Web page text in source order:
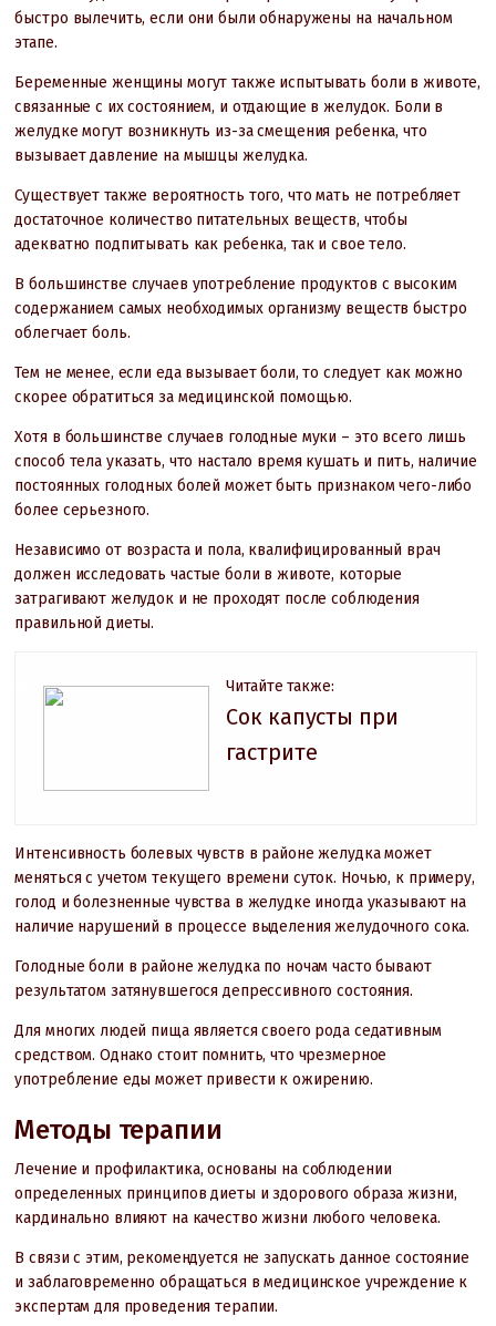
быстро вылечить, если они были обнаружены на начальном
этапе.
Беременные женщины могут также испытывать боли в животе,
связанные с их состоянием, и отдающие в желудок. Боли в
желудке могут возникнуть из-за смещения ребенка, что
вызывает давление на мышцы желудка.
Существует также вероятность того, что мать не потребляет
достаточное количество питательных веществ, чтобы
адекватно подпитывать как ребенка, так и свое тело.
В большинстве случаев употребление продуктов с высоким
содержанием самых необходимых организму веществ быстро
облегчает боль.
Тем не менее, если еда вызывает боли, то следует как можно
скорее обратиться за медицинской помощью.
Хотя в большинстве случаев голодные муки – это всего лишь
способ тела указать, что настало время кушать и пить, наличие
постоянных голодных болей может быть признаком чего-либо
более серьезного.
Независимо от возраста и пола, квалифицированный врач
должен исследовать частые боли в животе, которые
затрагивают желудок и не проходят после соблюдения
правильной диеты.
Читайте также:
Сок капусты при
гастрите
Интенсивность болевых чувств в районе желудка может
меняться с учетом текущего времени суток. Ночью, к примеру,
голод и болезненные чувства в желудке иногда указывают на
наличие нарушений в процессе выделения желудочного сока.
Голодные боли в районе желудка по ночам часто бывают
результатом затянувшегося депрессивного состояния.
Для многих людей пища является своего рода седативным
средством. Однако стоит помнить, что чрезмерное
употребление еды может привести к ожирению.
Методы терапии
Лечение и профилактика, основаны на соблюдении
определенных принципов диеты и здорового образа жизни,
кардинально влияют на качество жизни любого человека.
В связи с этим, рекомендуется не запускать данное состояние
и заблаговременно обращаться в медицинское учреждение к
экспертам для проведения терапии.